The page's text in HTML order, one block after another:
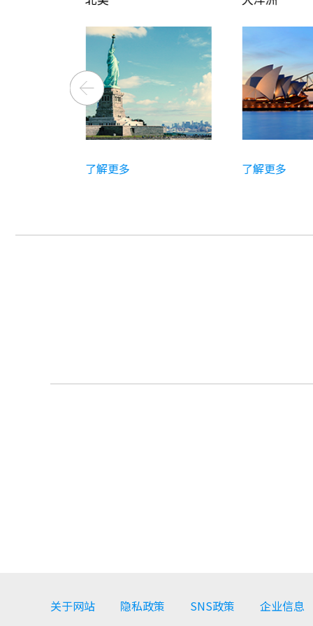
了解更多 了解更多
关于网站 隐私政策 SNS政策 企业信息